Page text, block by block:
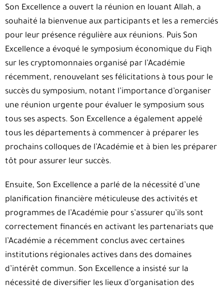
Son Excellence a ouvert la réunion en louant Allah, a
souhaité la bienvenue aux participants et les a remerciés
pour leur présence régulière aux réunions. Puis Son
Excellence a évoqué le symposium économique du Fiqh
sur les cryptomonnaies organisé par l’Académie
récemment, renouvelant ses félicitations à tous pour le
succès du symposium, notant l’importance d’organiser
une réunion urgente pour évaluer le symposium sous
tous ses aspects. Son Excellence a également appelé
tous les départements à commencer à préparer les
prochains colloques de l’Académie et à bien les préparer
tôt pour assurer leur succès.
Ensuite, Son Excellence a parlé de la nécessité d’une
planification financière méticuleuse des activités et
programmes de l’Académie pour s’assurer qu’ils sont
correctement financés en activant les partenariats que
l’Académie a récemment conclus avec certaines
institutions régionales actives dans des domaines
d’intérêt commun. Son Excellence a insisté sur la
nécessité de diversifier les lieux d’organisation des